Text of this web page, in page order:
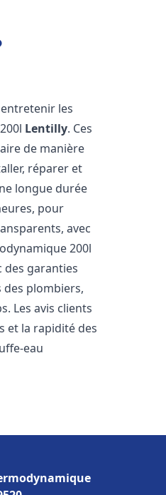
les
Lentilly. Ces
de manière
réparer et
longue durée
pour
avec
200l
des garanties
des plombiers,
Les avis clients
et la rapidité des
eau